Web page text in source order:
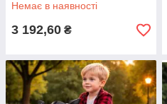
Немає в наявності
3 192,60 ₴